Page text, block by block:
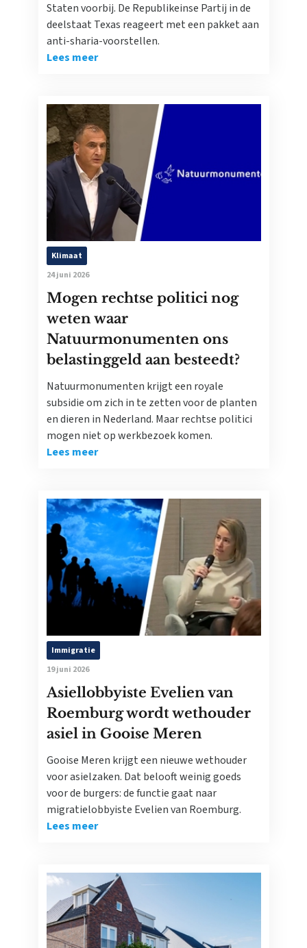
Staten voorbij. De Republikeinse Partij in de
deelstaat Texas reageert met een pakket aan
anti-sharia-voorstellen.
Lees meer
Klimaat
24 juni 2026
Mogen rechtse politici nog
weten waar
Natuurmonumenten ons
belastinggeld aan besteedt?
Natuurmonumenten krijgt een royale
subsidie om zich in te zetten voor de planten
en dieren in Nederland. Maar rechtse politici
mogen niet op werkbezoek komen.
Lees meer
Immigratie
19 juni 2026
Asiellobbyiste Evelien van
Roemburg wordt wethouder
asiel in Gooise Meren
Gooise Meren krijgt een nieuwe wethouder
voor asielzaken. Dat belooft weinig goeds
voor de burgers: de functie gaat naar
migratielobbyiste Evelien van Roemburg.
Lees meer